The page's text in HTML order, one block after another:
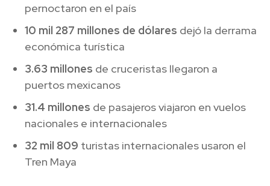
pernoctaron en el país
10 mil 287 millones de dólares dejó la derrama
económica turística
3.63 millones de cruceristas llegaron a
puertos mexicanos
31.4 millones de pasajeros viajaron en vuelos
nacionales e internacionales
32 mil 809 turistas internacionales usaron el
Tren Maya